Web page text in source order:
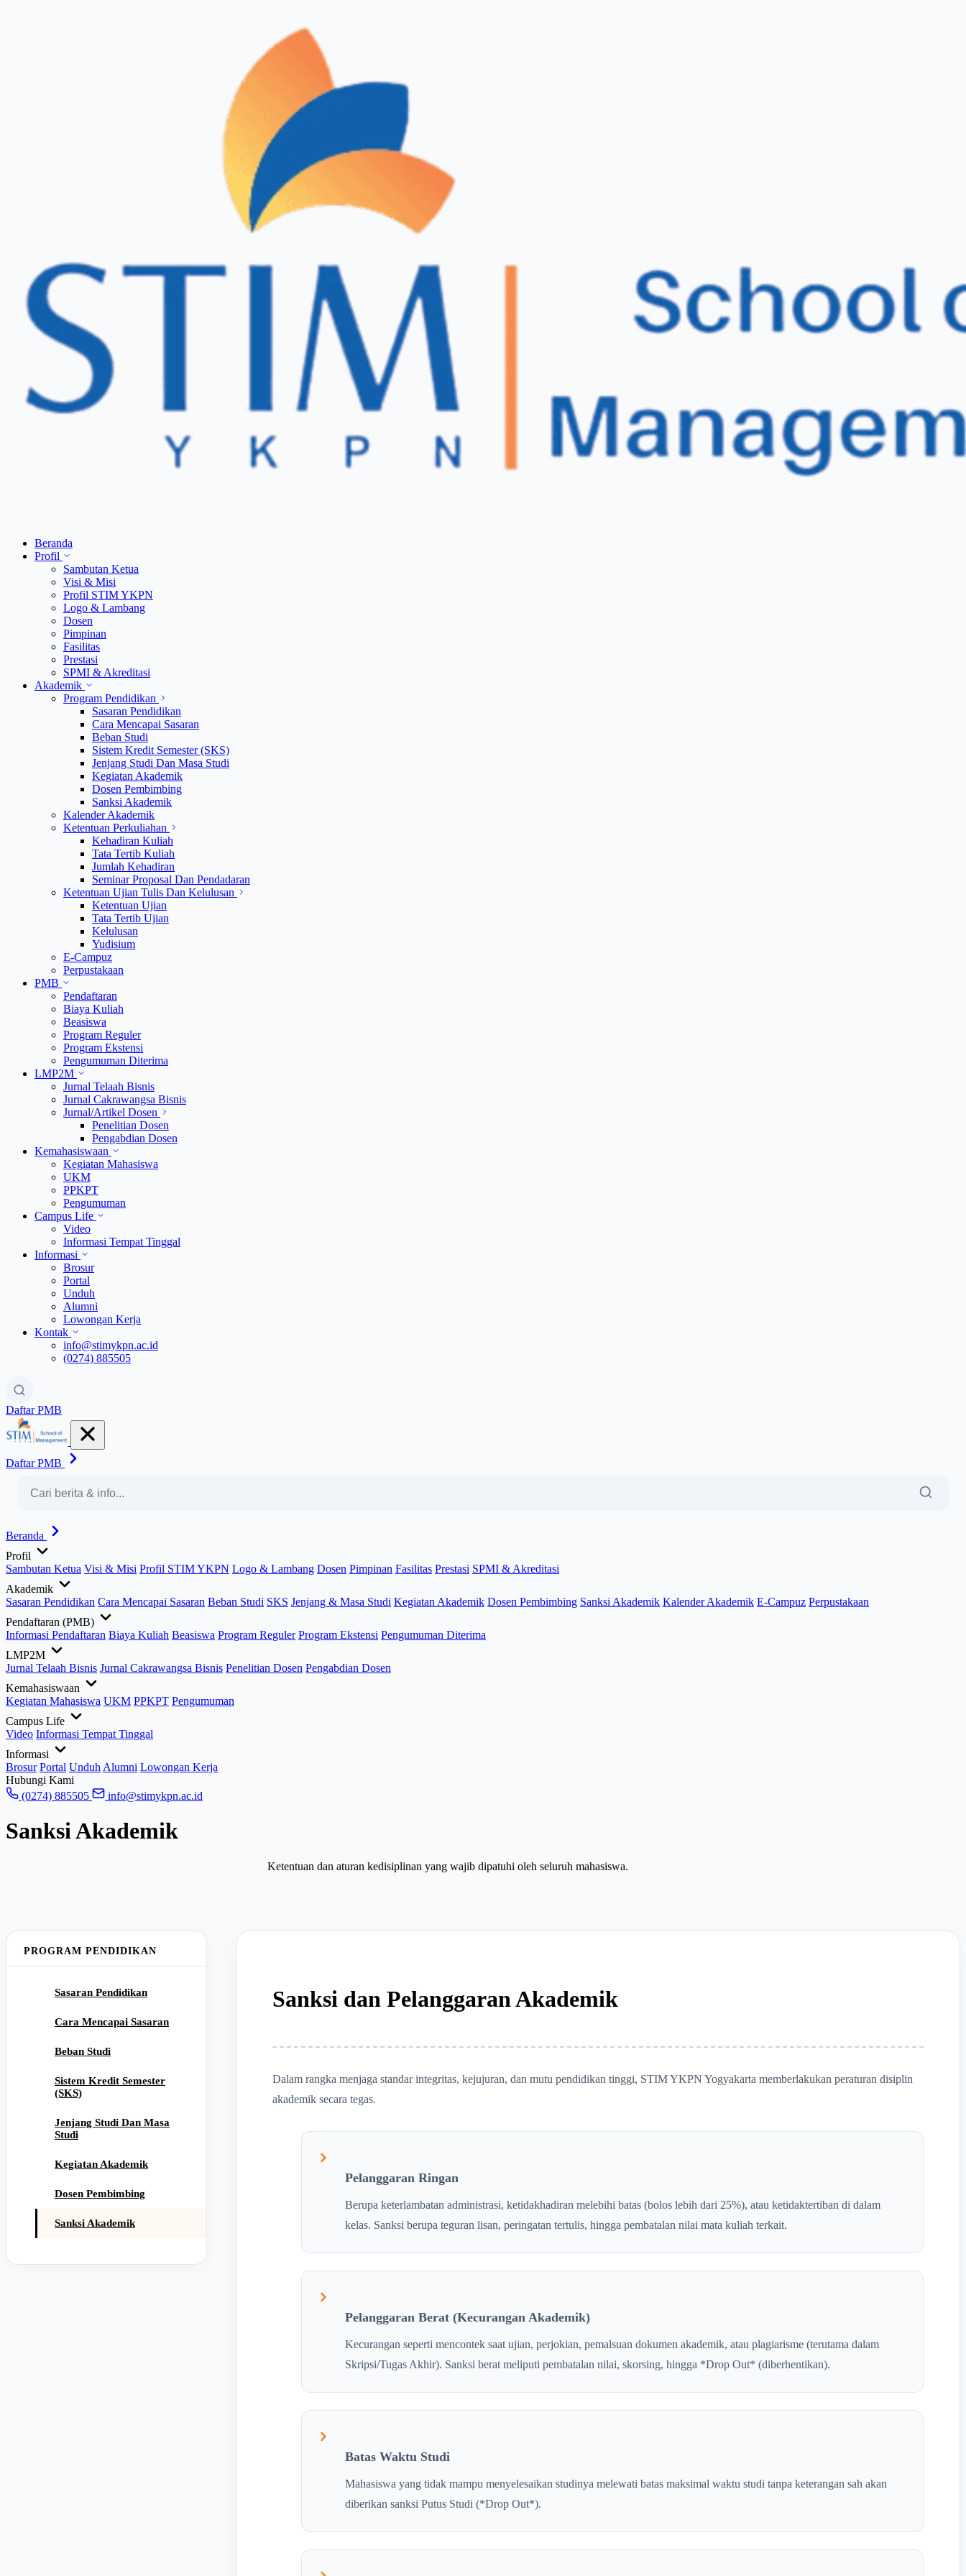
Beranda
Profil
Sambutan Ketua
Visi & Misi
Profil STIM YKPN
Logo & Lambang
Dosen
Pimpinan
Fasilitas
Prestasi
SPMI & Akreditasi
Akademik
Program Pendidikan
Sasaran Pendidikan
Cara Mencapai Sasaran
Beban Studi
Sistem Kredit Semester (SKS)
Jenjang Studi Dan Masa Studi
Kegiatan Akademik
Dosen Pembimbing
Sanksi Akademik
Kalender Akademik
Ketentuan Perkuliahan
Kehadiran Kuliah
Tata Tertib Kuliah
Jumlah Kehadiran
Seminar Proposal Dan Pendadaran
Ketentuan Ujian Tulis Dan Kelulusan
Ketentuan Ujian
Tata Tertib Ujian
Kelulusan
Yudisium
E-Campuz
Perpustakaan
PMB
Pendaftaran
Biaya Kuliah
Beasiswa
Program Reguler
Program Ekstensi
Pengumuman Diterima
LMP2M
Jurnal Telaah Bisnis
Jurnal Cakrawangsa Bisnis
Jurnal/Artikel Dosen
Penelitian Dosen
Pengabdian Dosen
Kemahasiswaan
Kegiatan Mahasiswa
UKM
PPKPT
Pengumuman
Campus Life
Video
Informasi Tempat Tinggal
Informasi
Brosur
Portal
Unduh
Alumni
Lowongan Kerja
Kontak
info@stimykpn.ac.id
(0274) 885505
Daftar PMB
Daftar PMB
Beranda
Profil
Sambutan Ketua Visi & Misi Profil STIM YKPN Logo & Lambang Dosen Pimpinan Fasilitas Prestasi SPMI & Akreditasi
Akademik
Sasaran Pendidikan Cara Mencapai Sasaran Beban Studi SKS Jenjang & Masa Studi Kegiatan Akademik Dosen Pembimbing Sanksi Akademik Kalender Akademik E-Campuz Perpustakaan
Pendaftaran (PMB)
Informasi Pendaftaran Biaya Kuliah Beasiswa Program Reguler Program Ekstensi Pengumuman Diterima
LMP2M
Jurnal Telaah Bisnis Jurnal Cakrawangsa Bisnis Penelitian Dosen Pengabdian Dosen
Kemahasiswaan
Kegiatan Mahasiswa UKM PPKPT Pengumuman
Campus Life
Video Informasi Tempat Tinggal
Informasi
Brosur Portal Unduh Alumni Lowongan Kerja
Hubungi Kami
(0274) 885505
info@stimykpn.ac.id
Sanksi Akademik
Ketentuan dan aturan kedisiplinan yang wajib dipatuhi oleh seluruh mahasiswa.
PROGRAM PENDIDIKAN
Sasaran Pendidikan
Cara Mencapai Sasaran
Beban Studi
Sistem Kredit Semester
(SKS)
Jenjang Studi Dan Masa
Studi
Kegiatan Akademik
Dosen Pembimbing
Sanksi Akademik
Sanksi dan Pelanggaran Akademik
Dalam rangka menjaga standar integritas, kejujuran, dan mutu pendidikan tinggi, STIM YKPN Yogyakarta memberlakukan peraturan disiplin
akademik secara tegas.
Pelanggaran Ringan
Berupa keterlambatan administrasi, ketidakhadiran melebihi batas (bolos lebih dari 25%), atau ketidaktertiban di dalam
kelas. Sanksi berupa teguran lisan, peringatan tertulis, hingga pembatalan nilai mata kuliah terkait.
Pelanggaran Berat (Kecurangan Akademik)
Kecurangan seperti mencontek saat ujian, perjokian, pemalsuan dokumen akademik, atau plagiarisme (terutama dalam
Skripsi/Tugas Akhir). Sanksi berat meliputi pembatalan nilai, skorsing, hingga *Drop Out* (diberhentikan).
Batas Waktu Studi
Mahasiswa yang tidak mampu menyelesaikan studinya melewati batas maksimal waktu studi tanpa keterangan sah akan
diberikan sanksi Putus Studi (*Drop Out*).